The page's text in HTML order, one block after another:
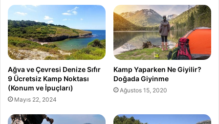
Ağva ve Çevresi Denize Sıfır
9 Ücretsiz Kamp Noktası
(Konum ve İpuçları)
Mayıs 22, 2024
Kamp Yaparken Ne Giyilir?
Doğada Giyinme
Ağustos 15, 2020